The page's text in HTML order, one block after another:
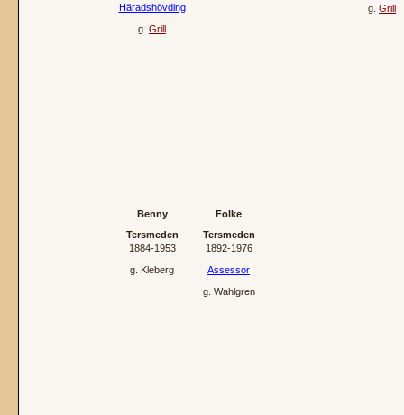
Häradshövding
g. Grill
g. Grill
Benny
Tersmeden
1884‐1953
g. Kleberg
Folke
Tersmeden
1892‐1976
Assessor
g. Wahlgren